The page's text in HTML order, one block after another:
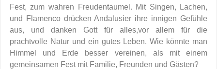
Fest, zum wahren Freudentaumel. Mit Singen, Lachen,
und Flamenco drücken Andalusier ihre innigen Gefühle
aus, und danken Gott für alles,vor allem für die
prachtvolle Natur und ein gutes Leben. Wie könnte man
Himmel und Erde besser vereinen, als mit einem
gemeinsamen Fest mit Familie, Freunden und Gästen?